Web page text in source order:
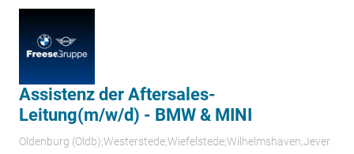
Assistenz der Aftersales-
Leitung(m/w/d) - BMW & MINI
Oldenburg (Oldb);Westerstede;Wiefelstede;Wilhelmshaven;Jever